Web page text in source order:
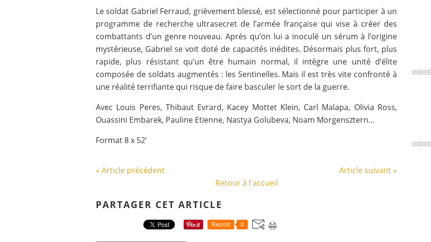
Le soldat Gabriel Ferraud, grièvement blessé, est sélectionné pour participer à un
programme de recherche ultra­secret de l’armée française qui vise à créer des
combattants d’un genre nouveau. Après qu’on lui a inoculé un sérum à l’origine
mystérieuse, Gabriel se voit doté de capacités inédites. Désormais plus fort, plus
rapide, plus résistant qu’un être humain normal, il intègre une unité d’élite
composée de soldats augmentés : les Sentinelles. Mais il est très vite confronté à
une réalité terrifiante qui risque de faire basculer le sort de la guerre.
Avec Louis Peres, Thibaut Evrard, Kacey Mottet Klein, Carl Malapa, Olivia Ross,
Ouassini Embarek, Pauline Etienne, Nastya Golubeva, Noam Morgensztern…
Format 8 x 52'
« Article précédent
Article suivant »
Retour à l'accueil
PARTAGER CET ARTICLE
Repost 0